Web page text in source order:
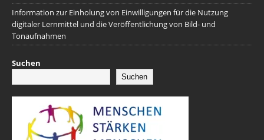
Information zur Einholung von Einwilligungen für die Nutzung
digitaler Lernmittel und die Veröffentlichung von Bild- und
Tonaufnahmen
Suchen
Suchen